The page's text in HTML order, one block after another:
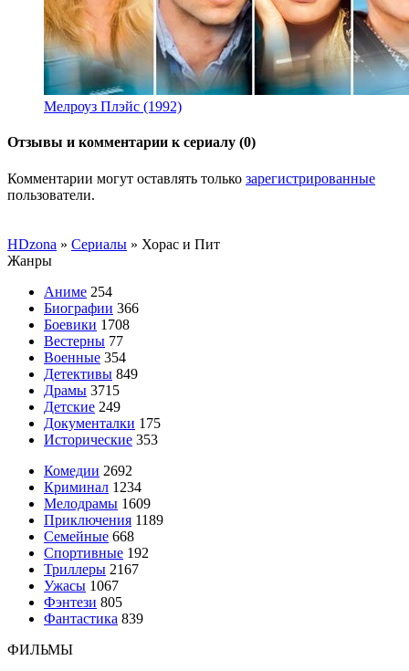
Мелроуз Плэйс (1992)
Отзывы и комментарии к сериалу (0)
Комментарии могут оставлять только зарегистрированные
пользователи.
HDzona » Сериалы » Хорас и Пит
Жанры
Аниме 254
Биографии 366
Боевики 1708
Вестерны 77
Военные 354
Детективы 849
Драмы 3715
Детские 249
Документалки 175
Исторические 353
Комедии 2692
Криминал 1234
Мелодрамы 1609
Приключения 1189
Семейные 668
Спортивные 192
Триллеры 2167
Ужасы 1067
Фэнтези 805
Фантастика 839
ФИЛЬМЫ